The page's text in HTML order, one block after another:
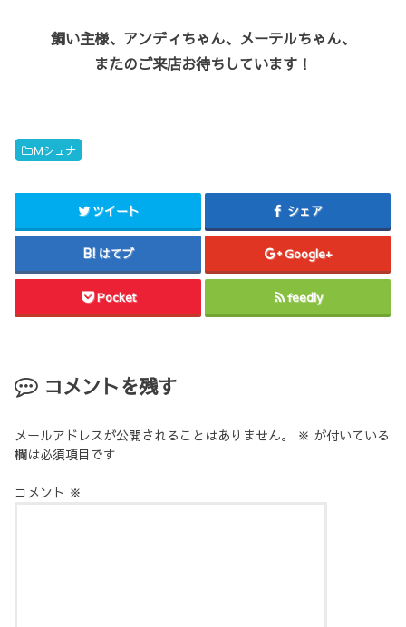
飼い主様、アンディちゃん、メーテルちゃん、
またのご来店お待ちしています！
Mシュナ
ツイート シェア
はてブ Google+
Pocket feedly
コメントを残す
メールアドレスが公開されることはありません。 ※ が付いている
欄は必須項目です
コメント ※